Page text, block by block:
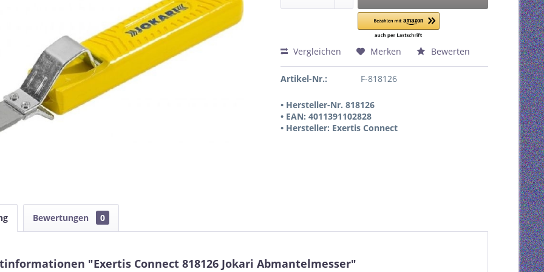
Vergleichen Merken Bewerten
Artikel-Nr.: F-818126
• Hersteller-Nr. 818126
• EAN: 4011391102828
• Hersteller: Exertis Connect
Bewertungen 0
"Exertis Connect 818126 Jokari Abmantelmesser"